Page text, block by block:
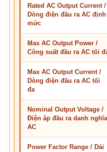
Rated AC Output Current /
Dòng điện đầu ra AC định
mức
Max AC Output Power /
Công suất đầu ra AC tối
Max AC Output Current /
Dòng điện đầu ra AC tối
đa
Nominal Output Voltage /
Điện áp đầu ra danh nghĩa
AC
Power Factor Range / Dải